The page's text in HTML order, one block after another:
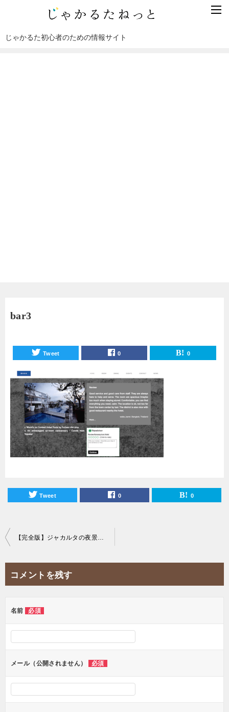
じゃかるた初心者のための情報サイト
bar3
Tweet 0 0
Tweet 0 0
投
ー
ョ
【完全版】ジャカルタの夜景を一望できる20のおすすめスカイバーを紹介！
コメントを残す
名前 必須
メール（公開されません） 必須